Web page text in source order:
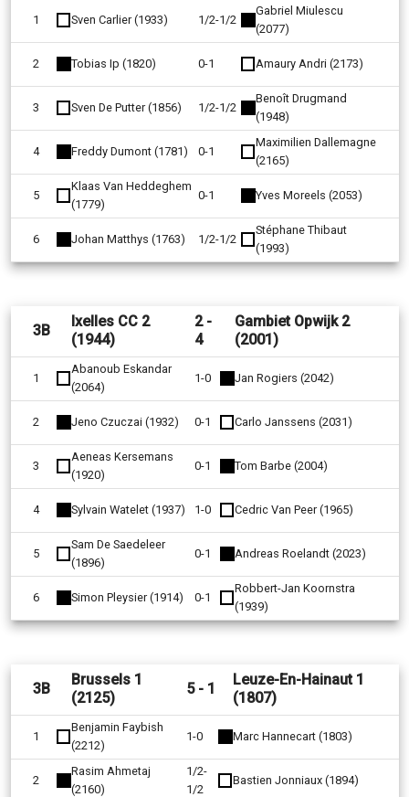
1 Sven Carlier (1933) 1/2-1/2
Gabriel Miulescu
(2077)
2 Tobias Ip (1820) 0-1 Amaury Andri (2173)
3 Sven De Putter (1856) 1/2-1/2
Benoît Drugmand
(1948)
4 Freddy Dumont (1781) 0-1
Maximilien Dallemagne
(2165)
5
Klaas Van Heddeghem
(1779)
0-1 Yves Moreels (2053)
6 Johan Matthys (1763) 1/2-1/2
Stéphane Thibaut
(1993)
3B
Ixelles CC 2
(1944)
2 -
4
Gambiet Opwijk 2
(2001)
1
Abanoub Eskandar
(2064)
1-0 Jan Rogiers (2042)
2 Jeno Czuczai (1932) 0-1 Carlo Janssens (2031)
3
Aeneas Kersemans
(1920)
0-1 Tom Barbe (2004)
4 Sylvain Watelet (1937) 1-0 Cedric Van Peer (1965)
5
Sam De Saedeleer
(1896)
0-1 Andreas Roelandt (2023)
6 Simon Pleysier (1914) 0-1
Robbert-Jan Koornstra
(1939)
3B
Brussels 1
(2125)
5 - 1
Leuze-En-Hainaut 1
(1807)
1
Benjamin Faybish
(2212)
1-0 Marc Hannecart (1803)
2
Rasim Ahmetaj
(2160)
1/2-
1/2
Bastien Jonniaux (1894)